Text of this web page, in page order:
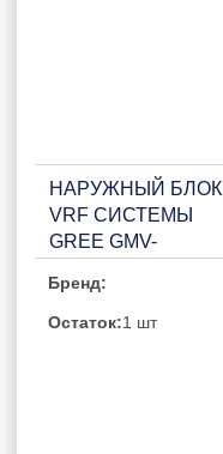
НАРУЖНЫЙ БЛОК
VRF СИСТЕМЫ
GREE GMV-
Бренд:
Остаток:1 шт